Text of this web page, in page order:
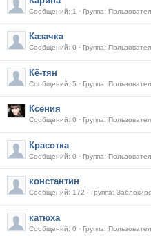
Сообщений: 1 · Группа:
Казачка
Сообщений: 0 · Группа:
Кё-тян
Сообщений: 5 · Группа:
Ксения
Сообщений: 0 · Группа:
Красотка
Сообщений: 0 · Группа:
константин
Сообщений: 172 · Группа:
катюха
Сообщений: 0 · Группа: